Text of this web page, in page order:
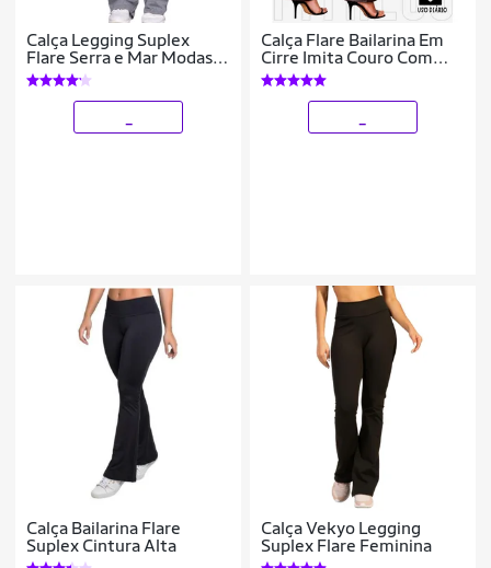
Calça Legging Suplex
Flare Serra e Mar Modas
Boca de Sino Bailarina
Cintura Cós Alto Moda
Fitness
Calça Flare Bailarina Em
Cirre Imita Couro Com
Bolsos Elegante Casual
WOLFOX
Calça Bailarina Flare
Suplex Cintura Alta
Calça Vekyo Legging
Suplex Flare Feminina